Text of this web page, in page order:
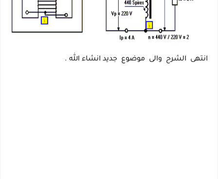
انتهى الشرح والى موضوع جديد انشاء الله .